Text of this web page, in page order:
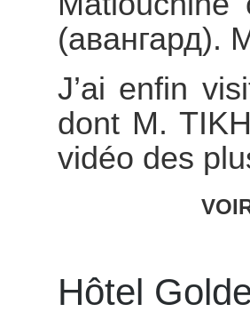
(авангард).
J’ai enfin
dont M.
vidéo des
Hôtel